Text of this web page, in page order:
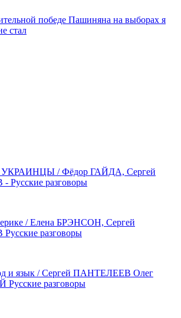
победе Пашиняна на выборах я
стал
/ Фёдор ГАЙДА, Сергей
разговоры
/ Елена БРЭНСОН, Сергей
разговоры
и язык / Сергей ПАНТЕЛЕЕВ Олег
разговоры